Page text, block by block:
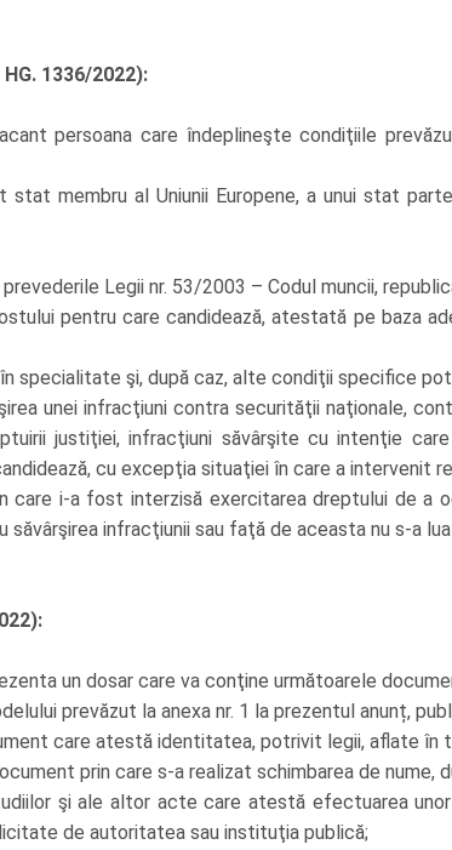
HG. 1336/2022):
persoana care îndeplineşte condiţiile
membru al Uniunii Europene, a unui stat
Legii nr. 53/2003 – Codul muncii,
pentru care candidează, atestată pe baza
specialitate şi, după caz, alte condiţii specifice
unei infracţiuni contra securităţii naţionale,
justiţiei, infracţiuni săvârşite cu intenţie
cu excepţia situaţiei în care a intervenit
care i-a fost interzisă exercitarea dreptului de a
infracţiunii sau faţă de aceasta nu s-a
un dosar care va conţine următoarele
prevăzut la anexa nr. 1 la prezentul anunț,
care atestă identitatea, potrivit legii, aflate în
prin care s-a realizat schimbarea de nume,
şi ale altor acte care atestă efectuarea
de autoritatea sau instituţia publică;